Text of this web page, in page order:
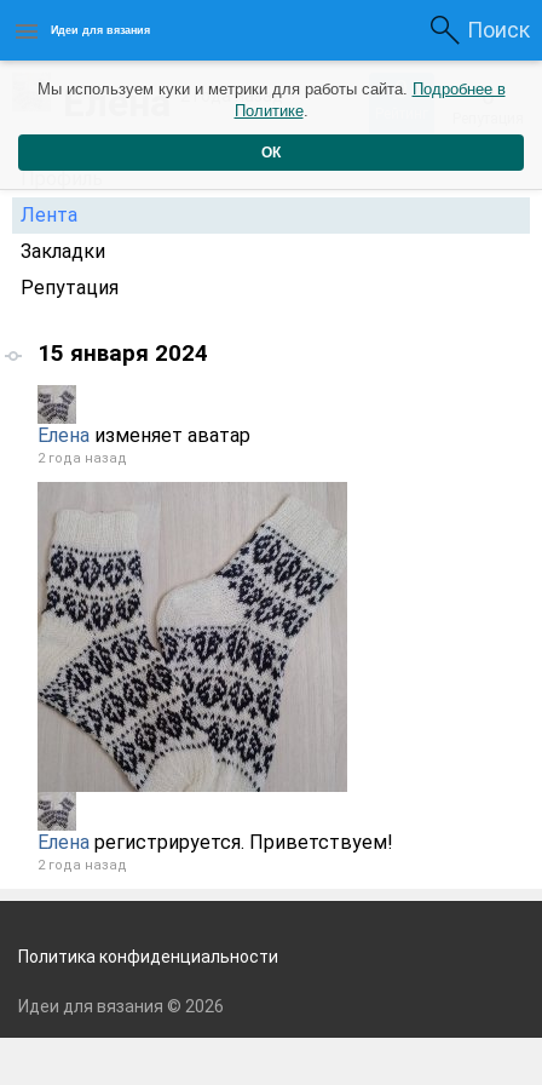
Идеи для вязания Поиск
Елена2 года назад 0 0
Профиль
Лента
Закладки
Репутация
15 января 2024
Елена изменяет аватар
2 года назад
Елена регистрируется. Приветствуем!
2 года назад
Мы используем куки и метрики для работы сайта. Подробнее в
Политике.
ОК
Политика конфиденциальности
Идеи для вязания © 2026